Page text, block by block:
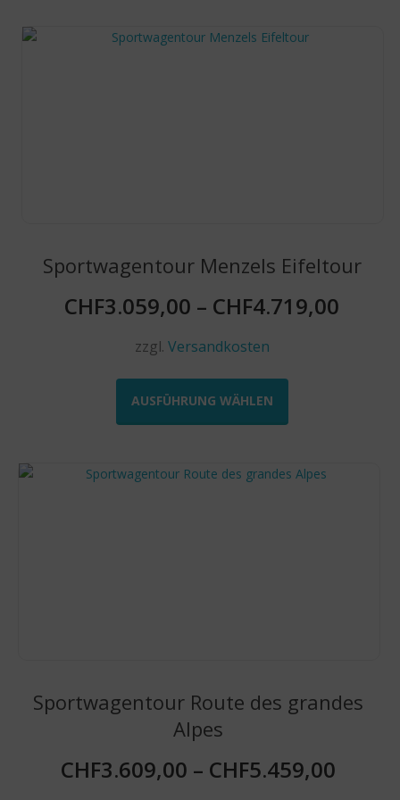
Sportwagentour Menzels Eifeltour
CHF3.059,00 – CHF4.719,00
zzgl. Versandkosten
AUSFÜHRUNG WÄHLEN
Dieses
auf.
Sportwagentour Route des grandes
Alpes
CHF3.609,00 – CHF5.459,00